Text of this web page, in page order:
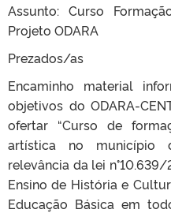
Assunto: Curso
Projeto ODARA
Prezados/as
Encaminho material
objetivos do ODARA-
ofertar “Curso de
artística no município
relevância da lei
Ensino de História e
Educação Básica em